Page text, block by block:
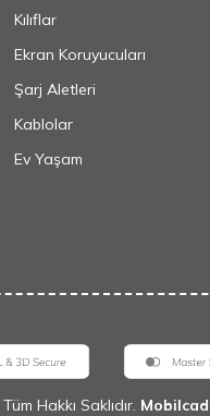
Kılıflar
Ekran Koruyucuları
Şarj Aletleri
Kablolar
Ev Yaşam
Tüm Hakkı Saklıdır.